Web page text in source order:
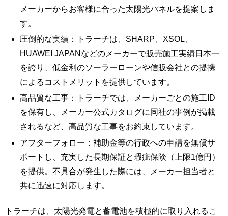
メーカーからお客様に合った太陽光パネルを提案しま
す。
圧倒的な実績：トラーチは、SHARP、XSOL、
HUAWEI JAPANなどのメーカーで販売施工実績日本一
を誇り、低金利のソーラーローンや信販会社との提携
によるコストメリットを提供しています。
高品質な工事：トラーチでは、メーカーごとの施工ID
を保有し、メーカー公式カタログに同社の事例が掲載
されるなど、高品質な工事をお約束しています。
アフターフォロー：補助金等の行政への申請を無償サ
ポートし、充実した長期保証と瑕疵保険（上限1億円）
を提供。不具合が発生した際には、メーカー担当者と
共に迅速に対応します。
トラーチは、太陽光発電と蓄電池を積極的に取り入れるこ